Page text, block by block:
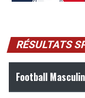
RÉSULTATS
Football